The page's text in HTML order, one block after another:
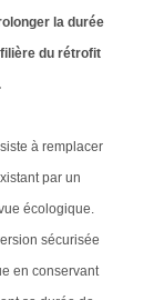
la durée
du rétrofit
à remplacer
par un
écologique.
sécurisée
en conservant